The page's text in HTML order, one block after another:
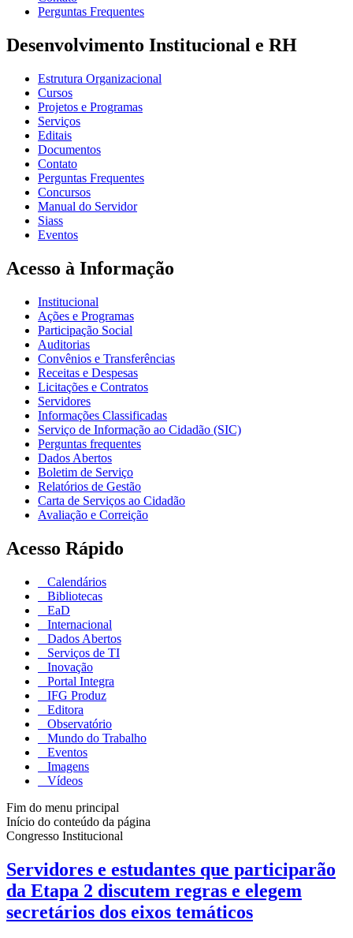
Perguntas Frequentes
Desenvolvimento Institucional e RH
Estrutura Organizacional
Cursos
Projetos e Programas
Serviços
Editais
Documentos
Contato
Perguntas Frequentes
Concursos
Manual do Servidor
Siass
Eventos
Acesso à Informação
Institucional
Ações e Programas
Participação Social
Auditorias
Convênios e Transferências
Receitas e Despesas
Licitações e Contratos
Servidores
Informações Classificadas
Serviço de Informação ao Cidadão (SIC)
Perguntas frequentes
Dados Abertos
Boletim de Serviço
Relatórios de Gestão
Carta de Serviços ao Cidadão
Avaliação e Correição
Acesso Rápido
Calendários
Bibliotecas
EaD
Internacional
Dados Abertos
Serviços de TI
Inovação
Portal Integra
IFG Produz
Editora
Observatório
Mundo do Trabalho
Eventos
Imagens
Vídeos
Fim do menu principal
Início do conteúdo da página
Congresso Institucional
Servidores e estudantes que participarão
da Etapa 2 discutem regras e elegem
secretários dos eixos temáticos